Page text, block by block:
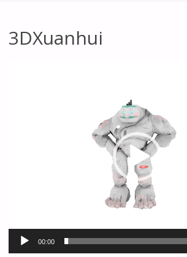
3DXuanhui
00:00